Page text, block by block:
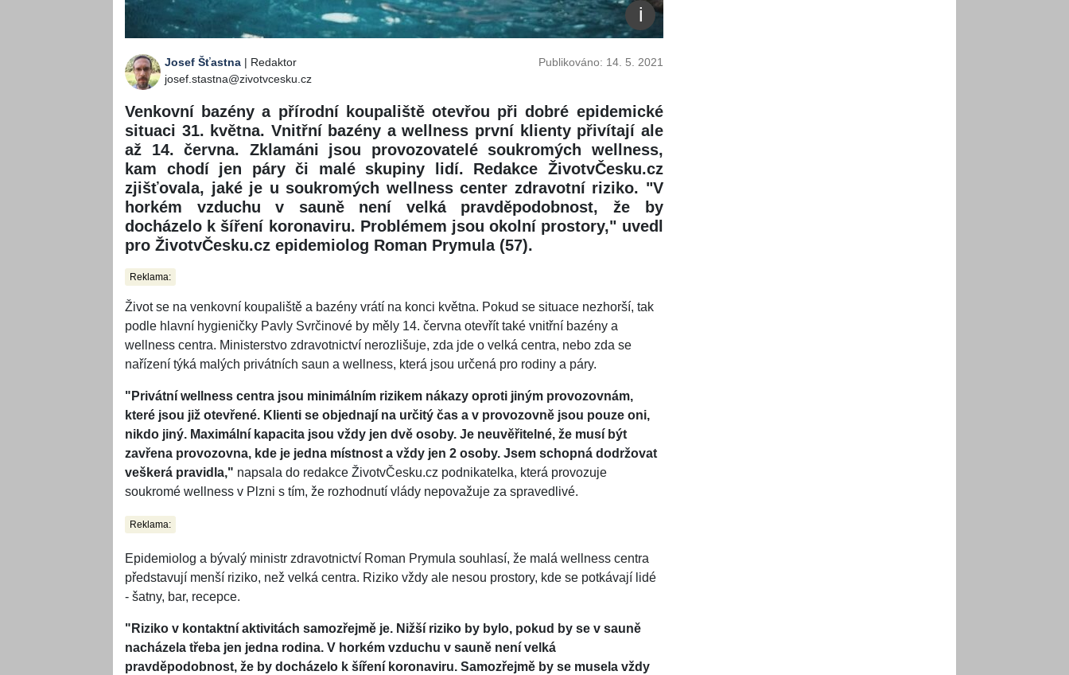
Josef Šťastna | Redaktor
josef.stastna@zivotvcesku.cz
Publikováno: 14. 5. 2021
Venkovní bazény a přírodní koupaliště otevřou při dobré epidemické
situaci 31. května. Vnitřní bazény a wellness první klienty přivítají ale
až 14. června. Zklamáni jsou provozovatelé soukromých wellness,
kam chodí jen páry či malé skupiny lidí. Redakce ŽivotvČesku.cz
zjišťovala, jaké je u soukromých wellness center zdravotní riziko. "V
horkém vzduchu v sauně není velká pravděpodobnost, že by
docházelo k šíření koronaviru. Problémem jsou okolní prostory," uvedl
pro ŽivotvČesku.cz epidemiolog Roman Prymula (57).
Reklama:
Život se na venkovní koupaliště a bazény vrátí na konci května. Pokud se situace nezhorší, tak
podle hlavní hygieničky Pavly Svrčinové by měly 14. června otevřít také vnitřní bazény a
wellness centra. Ministerstvo zdravotnictví nerozlišuje, zda jde o velká centra, nebo zda se
nařízení týká malých privátních saun a wellness, která jsou určená pro rodiny a páry.
"Privátní wellness centra jsou minimálním rizikem nákazy oproti jiným provozovnám,
které jsou již otevřené. Klienti se objednají na určitý čas a v provozovně jsou pouze oni,
nikdo jiný. Maximální kapacita jsou vždy jen dvě osoby. Je neuvěřitelné, že musí být
zavřena provozovna, kde je jedna místnost a vždy jen 2 osoby. Jsem schopná dodržovat
veškerá pravidla," napsala do redakce ŽivotvČesku.cz podnikatelka, která provozuje
soukromé wellness v Plzni s tím, že rozhodnutí vlády nepovažuje za spravedlivé.
Reklama:
Epidemiolog a bývalý ministr zdravotnictví Roman Prymula souhlasí, že malá wellness centra
představují menší riziko, než velká centra. Riziko vždy ale nesou prostory, kde se potkávají lidé
- šatny, bar, recepce.
"Riziko v kontaktní aktivitách samozřejmě je. Nižší riziko by bylo, pokud by se v sauně
nacházela třeba jen jedna rodina. V horkém vzduchu v sauně není velká
pravděpodobnost, že by docházelo k šíření koronaviru. Samozřejmě by se musela vždy